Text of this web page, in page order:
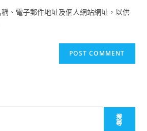
、電子郵件地址及個人網站網址，以供
搜
尋